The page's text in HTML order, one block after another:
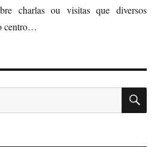
charlas ou visitas que diversos
centro…